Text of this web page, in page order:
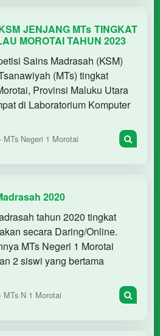
JENJANG MTs TINGKAT
MOROTAI TAHUN 2023
Sains Madrasah (KSM)
(MTs) tingkat
Provinsi Maluku Utara
di Laboratorium Komputer
Negeri 1 Morotai
2020
tahun 2020 tingkat
secara Daring/Online.
MTs Negeri 1 Morotai
2 siswi yang bertama
N 1 Morotai